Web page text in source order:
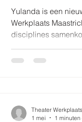
Yulanda is een
Werkplaats
disciplines
samenwerking
de cross-over
de k
Theater
1 mei
1 minuten